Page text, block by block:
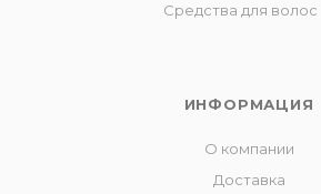
Средства для волос
ИНФОРМАЦИЯ
О компании
Доставка